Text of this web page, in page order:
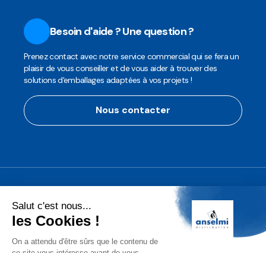
Besoin d'aide ? Une question ?
Prenez contact avec notre service commercial qui se fera un
plaisir de vous conseiller et de vous aider à trouver des
solutions d'emballages adaptées à vos projets !
Nous contacter
Anselmi Décoration
Découvrez notre assortiment de
décorations professionnelles pour les